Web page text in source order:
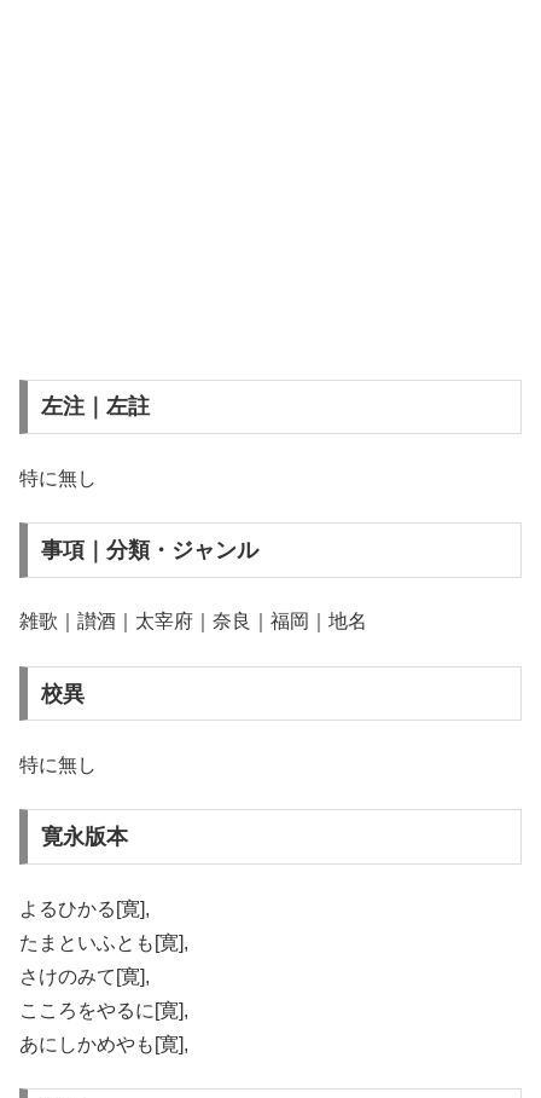
左注｜左註
特に無し
事項｜分類・ジャンル
雑歌｜讃酒｜太宰府｜奈良｜福岡｜地名
校異
特に無し
寛永版本
よるひかる[寛],
たまといふとも[寛],
さけのみて[寛],
こころをやるに[寛],
あにしかめやも[寛],